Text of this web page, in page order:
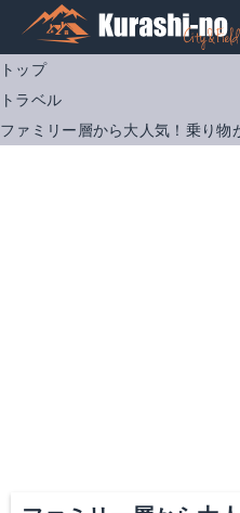
トップ
トラベル
ファミリー層から大人気！乗り